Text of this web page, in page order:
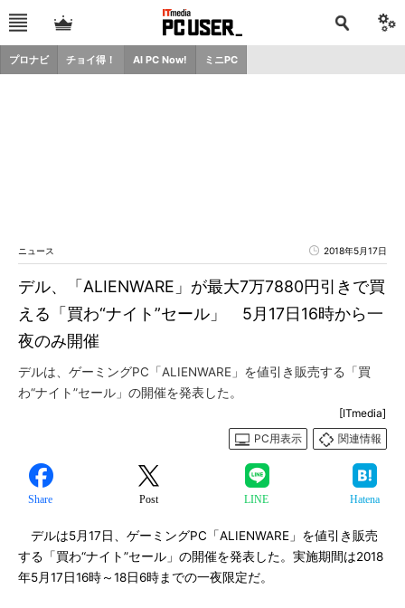
プロナビ チョイ得！ AI PC Now! ミニPC
ニュース 2018年5月17日
デル、「ALIENWARE」が最大7万7880円引きで買
える「買わ“ナイト”セール」 5月17日16時から一
夜のみ開催
デルは、ゲーミングPC「ALIENWARE」を値引き販売する「買
わ“ナイト”セール」の開催を発表した。
[ITmedia]
PC用表示
関連情報
Share Post LINE Hatena
デルは5月17日、ゲーミングPC「ALIENWARE」を値引き販売
する「買わ“ナイト”セール」の開催を発表した。実施期間は2018
年5月17日16時～18日6時までの一夜限定だ。